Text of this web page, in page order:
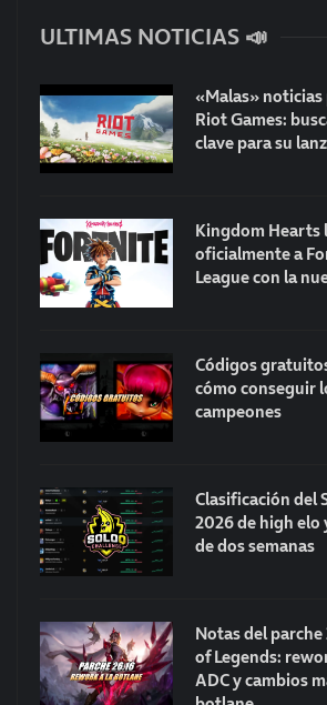
ULTIMAS NOTICIAS 📣
«Malas» noticias
Riot Games:
clave para su
Kingdom Hearts
oficialmente a
League con la
Códigos
cómo conseguir
campeones
Clasificación del
2026 de high elo
de dos semanas
Notas del parche
of Legends:
ADC y cambios